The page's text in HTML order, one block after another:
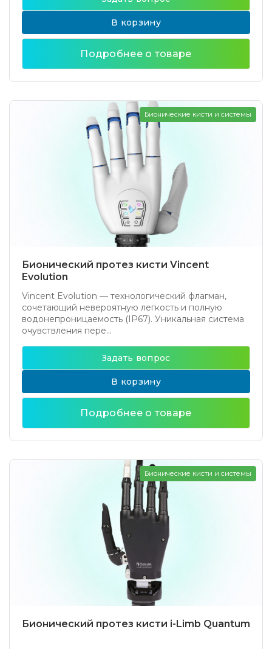
В корзину
Подробнее о товаре
Бионический протез кисти Vincent
Evolution
Vincent Evolution — технологический флагман,
сочетающий невероятную легкость и полную
водонепроницаемость (IP67). Уникальная система
очувствления пере...
Бионические кисти и системы
Задать вопрос
В корзину
Подробнее о товаре
Бионический протез кисти i-Limb Quantum
Бионические кисти и системы